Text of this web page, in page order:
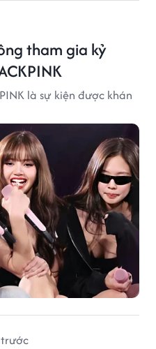
tham gia kỷ
là sự kiện được khán